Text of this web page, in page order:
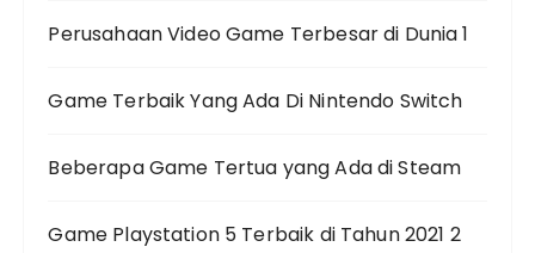
Perusahaan Video Game Terbesar di Dunia 1
Game Terbaik Yang Ada Di Nintendo Switch
Beberapa Game Tertua yang Ada di Steam
Game Playstation 5 Terbaik di Tahun 2021 2